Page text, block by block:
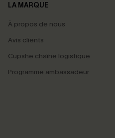
LA MARQUE
À propos de nous
Avis clients
Cupshe chaîne logistique
Programme ambassadeur